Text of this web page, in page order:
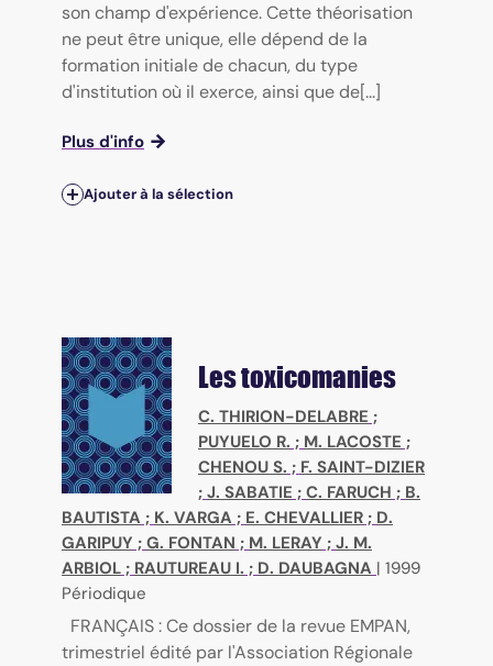
son champ d'expérience. Cette théorisation
ne peut être unique, elle dépend de la
formation initiale de chacun, du type
d'institution où il exerce, ainsi que de[...]
Plus d'info
Ajouter à la sélection
Les toxicomanies
C. THIRION-DELABRE ;
PUYUELO R. ; M. LACOSTE ;
CHENOU S. ; F. SAINT-DIZIER
; J. SABATIE ; C. FARUCH ; B.
BAUTISTA ; K. VARGA ; E. CHEVALLIER ; D.
GARIPUY ; G. FONTAN ; M. LERAY ; J. M.
ARBIOL ; RAUTUREAU I. ; D. DAUBAGNA | 1999
Périodique
FRANÇAIS : Ce dossier de la revue EMPAN,
trimestriel édité par l'Association Régionale